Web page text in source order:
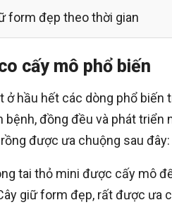
form đẹp theo thời gian
cấy mô phổ biến
hầu hết các dòng phổ
đồng đều và phát triển
được ưa chuộng sau đây:
tai thỏ mini được cấy mô
giữ form đẹp, rất được ưa